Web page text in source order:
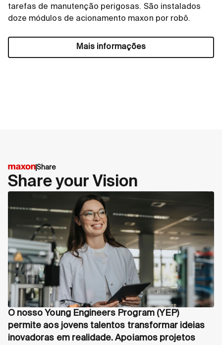
tarefas de manutenção perigosas. São instalados
doze módulos de acionamento maxon por robô.
Mais informações
Share
Share your Vision
O nosso Young Engineers Program (YEP)
permite aos jovens talentos transformar ideias
inovadoras em realidade. Apoiamos projetos